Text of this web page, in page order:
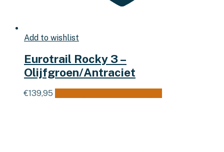
Add to wishlist
Eurotrail Rocky 3 –
Olijfgroen/Antraciet
€139,95